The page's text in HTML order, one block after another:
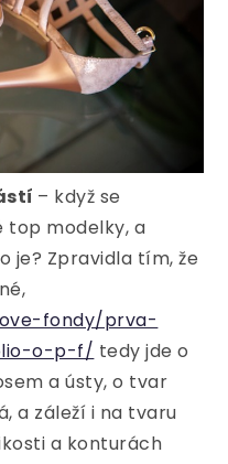
– když se
top modelky, a
je? Zpravidla tím, že
fondy/prva-
o-p-f/ tedy jde o
a ústy, o tvar
a záleží i na tvaru
a konturách